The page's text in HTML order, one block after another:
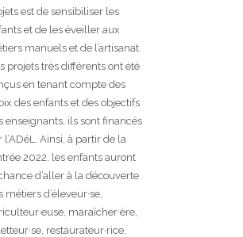
est de sensibiliser les
et de les éveiller aux
manuels et de l’artisanat.
projets très différents ont été
en tenant compte des
des enfants et des objectifs
enseignants, ils sont financés
l’ADéL. Ainsi, à partir de la
2022, les enfants auront
d’aller à la découverte
métiers d’éleveur·se,
maraîcher·ère,
restaurateur·rice,